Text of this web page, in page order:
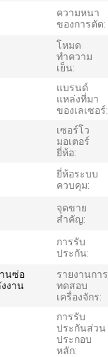
ความหนา
ของการตัด:
โหมด
ทำความ
เย็น:
แบรนด์
แหล่งที่มา
ของเลเซอร์:
เซอร์โว
มอเตอร์
ยี่ห้อ:
ยี่ห้อระบบ
ควบคุม:
จุดขาย
สําคัญ:
การรับ
ประกัน:
นซ่อ
งาน
รายงานการ
ทดสอบ
เครื่องจักร:
การรับ
ประกันส่วน
ประกอบ
หลัก: